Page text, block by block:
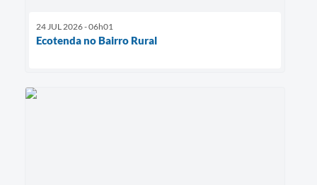
24 JUL 2026 - 06h01
Ecotenda no Bairro Rural